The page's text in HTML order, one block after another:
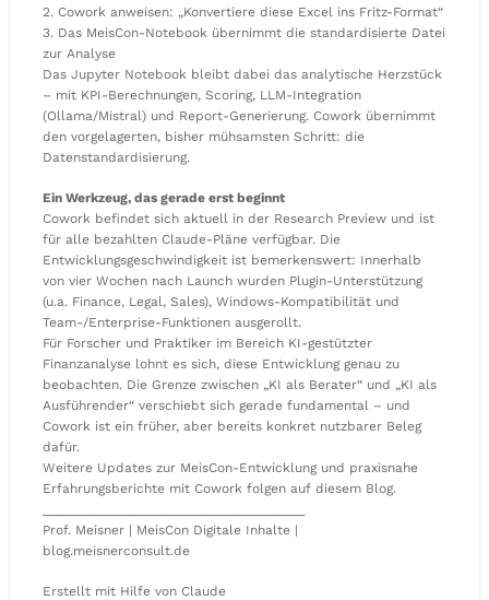
2. Cowork anweisen: „Konvertiere diese Excel ins Fritz-Format“
3. Das MeisCon-Notebook übernimmt die standardisierte Datei
zur Analyse
Das Jupyter Notebook bleibt dabei das analytische Herzstück
– mit KPI-Berechnungen, Scoring, LLM-Integration
(Ollama/Mistral) und Report-Generierung. Cowork übernimmt
den vorgelagerten, bisher mühsamsten Schritt: die
Datenstandardisierung.
Ein Werkzeug, das gerade erst beginnt
Cowork befindet sich aktuell in der Research Preview und ist
für alle bezahlten Claude-Pläne verfügbar. Die
Entwicklungsgeschwindigkeit ist bemerkenswert: Innerhalb
von vier Wochen nach Launch wurden Plugin-Unterstützung
(u.a. Finance, Legal, Sales), Windows-Kompatibilität und
Team-/Enterprise-Funktionen ausgerollt.
Für Forscher und Praktiker im Bereich KI-gestützter
Finanzanalyse lohnt es sich, diese Entwicklung genau zu
beobachten. Die Grenze zwischen „KI als Berater“ und „KI als
Ausführender“ verschiebt sich gerade fundamental – und
Cowork ist ein früher, aber bereits konkret nutzbarer Beleg
dafür.
Weitere Updates zur MeisCon-Entwicklung und praxisnahe
Erfahrungsberichte mit Cowork folgen auf diesem Blog.
Prof. Meisner | MeisCon Digitale Inhalte |
blog.meisnerconsult.de
Erstellt mit Hilfe von Claude